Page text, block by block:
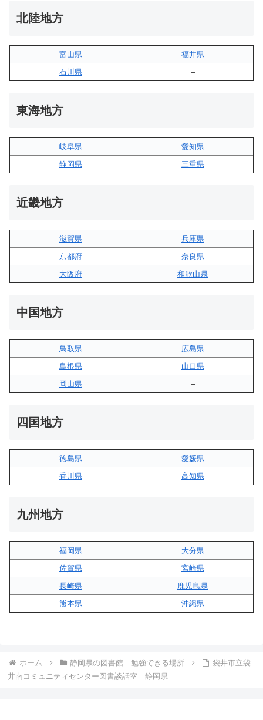
北陸地方
富山県
福井県
石川県
–
東海地方
岐阜県
愛知県
静岡県
三重県
近畿地方
滋賀県
兵庫県
京都府
奈良県
大阪府
和歌山県
中国地方
鳥取県
広島県
島根県
山口県
岡山県
–
四国地方
徳島県
愛媛県
香川県
高知県
九州地方
福岡県
大分県
佐賀県
宮崎県
長崎県
鹿児島県
熊本県
沖縄県
ホーム 静岡県の図書館｜勉強できる場所
袋井市立袋
井南コミュニティセンター図書談話室｜静岡県